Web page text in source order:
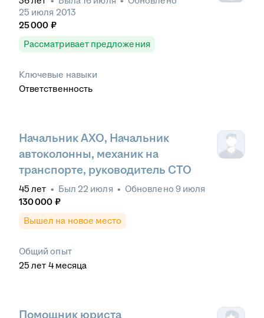
25 июля 2013
25 000 ₽
Рассматривает предложения
Ключевые навыки
Ответственность
Начальник АХО, Начальник
автоколонны, механик на
транспорте, руководитель СТО
45 лет • Был 22 июля • Обновлено 9 июля
130 000 ₽
Вышел на новое место
Общий опыт
25 лет 4 месяца
Помощник юриста